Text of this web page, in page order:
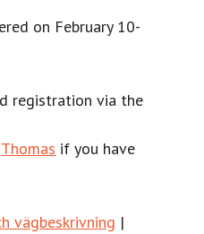
on February 10-
registration via the
Thomas if you have
vägbeskrivning |